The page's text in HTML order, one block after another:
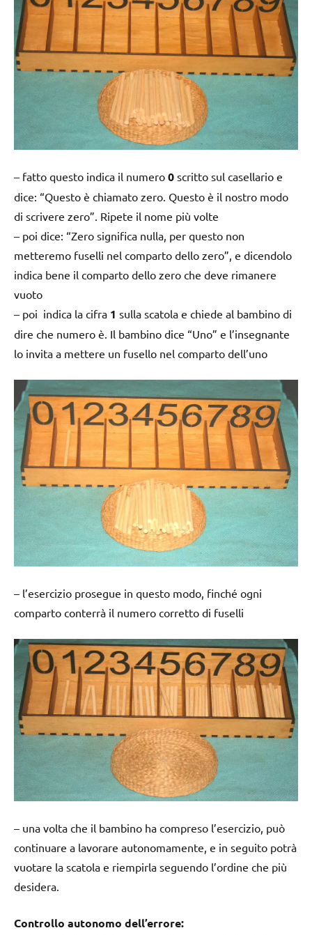
– fatto questo indica il numero 0 scritto sul casellario e
dice: “Questo è chiamato zero. Questo è il nostro modo
di scrivere zero”. Ripete il nome più volte
– poi dice: “Zero significa nulla, per questo non
metteremo fuselli nel comparto dello zero”, e dicendolo
indica bene il comparto dello zero che deve rimanere
vuoto
– poi indica la cifra 1 sulla scatola e chiede al bambino di
dire che numero è. Il bambino dice “Uno” e l’insegnante
lo invita a mettere un fusello nel comparto dell’uno
– l’esercizio prosegue in questo modo, finché ogni
comparto conterrà il numero corretto di fuselli
– una volta che il bambino ha compreso l’esercizio, può
continuare a lavorare autonomamente, e in seguito potrà
vuotare la scatola e riempirla seguendo l’ordine che più
desidera.
Controllo autonomo dell’errore: